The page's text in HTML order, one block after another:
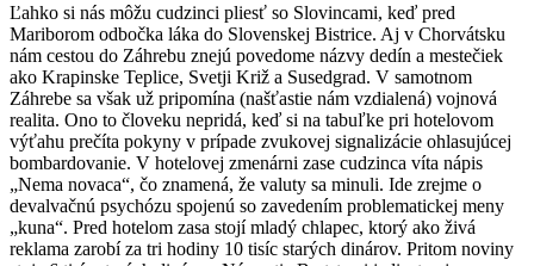
Ľahko si nás môžu cudzinci pliesť so Slovincami, keď pred
Mariborom odbočka láka do Slovenskej Bistrice. Aj v Chorvátsku
nám cestou do Záhrebu znejú povedome názvy dedín a mestečiek
ako Krapinske Teplice, Svetji Križ a Susedgrad. V samotnom
Záhrebe sa však už pripomína (našťastie nám vzdialená) vojnová
realita. Ono to človeku nepridá, keď si na tabuľke pri hotelovom
výťahu prečíta pokyny v prípade zvukovej signalizácie ohlasujúcej
bombardovanie. V hotelovej zmenárni zase cudzinca víta nápis
„Nema novaca“, čo znamená, že valuty sa minuli. Ide zrejme o
devalvačnú psychózu spojenú so zavedením problematickej meny
„kuna“. Pred hotelom zasa stojí mladý chlapec, ktorý ako živá
reklama zarobí za tri hodiny 10 tisíc starých dinárov. Pritom noviny